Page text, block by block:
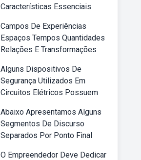
Características Essenciais
Campos De Experiências
Espaços Tempos Quantidades
Relações E Transformações
Alguns Dispositivos De
Segurança Utilizados Em
Circuitos Elétricos Possuem
Abaixo Apresentamos Alguns
Segmentos De Discurso
Separados Por Ponto Final
O Empreendedor Deve Dedicar